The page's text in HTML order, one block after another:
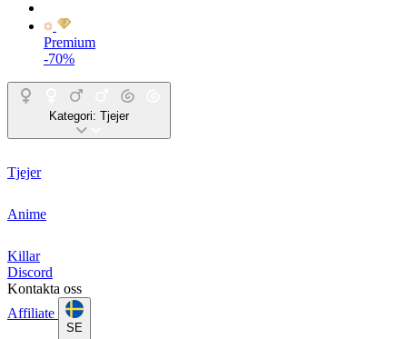
Premium
-70%
Kategori: Tjejer
Tjejer
Anime
Killar
Discord
Kontakta oss
Affiliate
SE